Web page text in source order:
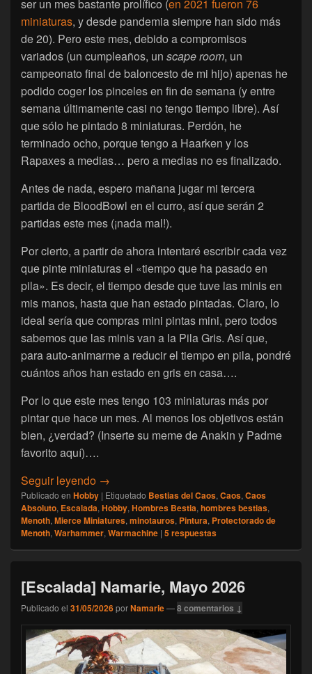
ser un mes bastante prolífico (en 2021 fueron 76
miniaturas, y desde pandemia siempre han sido más
de 20). Pero este mes, debido a compromisos
variados (un cumpleaños, un scape room, un
campeonato final de baloncesto de mi hijo) apenas he
podido coger los pinceles en fin de semana (y entre
semana últimamente casi no tengo tiempo libre). Así
que sólo he pintado 8 miniaturas. Perdón, he
terminado ocho, porque tengo a Haarken y los
Rapaxes a medias… pero a medias no es finalizado.
Antes de nada, espero mañana jugar mi tercera
partida de BloodBowl en el curro, así que serán 2
partidas este mes (¡nada mal!).
Por cierto, a partir de ahora intentaré escribir cada vez
que pinte miniaturas el «tiempo que ha pasado en
pila». Es decir, el tiempo desde que tuve las minis en
mis manos, hasta que han estado pintadas. Claro, lo
ideal sería que compras mini pintas mini, pero todos
sabemos que las minis van a la Pila Gris. Así que,
para auto-animarme a reducir el tiempo en pila, pondré
cuántos años han estado en gris en casa….
Por lo que este mes tengo 103 miniaturas más por
pintar que hace un mes. Al menos los objetivos están
bien, ¿verdad? (Inserte su meme de Anakin y Padme
favorito aquí)….
Seguir leyendo [Escalada] Namarie, Junio 2026
→
Publicado en Hobby | Etiquetado Bestias del Caos, Caos, Caos
Absoluto, Escalada, Hobby, Hombres Bestia, hombres bestias,
Menoth, Mierce Miniatures, minotauros, Pintura, Protectorado de
Menoth, Warhammer, Warmachine | 5respuestas
[Escalada] Namarie, Mayo 2026
Publicado el 31/05/2026porNamarie—8 comentarios ↓